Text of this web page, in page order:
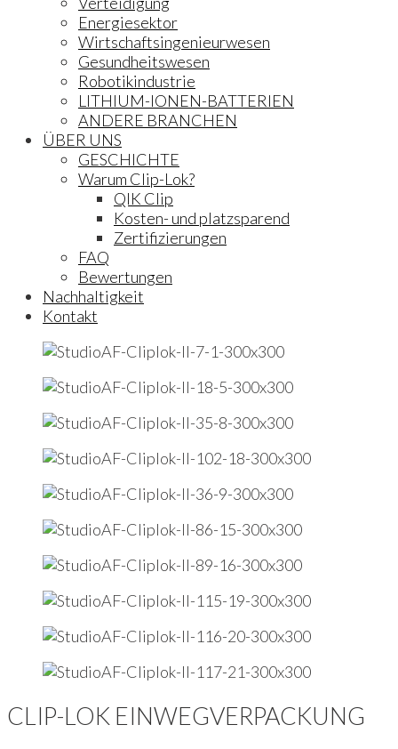
Energiesektor
Wirtschaftsingenieurwesen
Gesundheitswesen
Robotikindustrie
LITHIUM-IONEN-BATTERIEN
ANDERE BRANCHEN
ÜBER UNS
GESCHICHTE
Warum Clip-Lok?
QIK Clip
Kosten- und platzsparend
Zertifizierungen
FAQ
Bewertungen
Nachhaltigkeit
Kontakt
CLIP-LOK EINWEGVERPACKUNG